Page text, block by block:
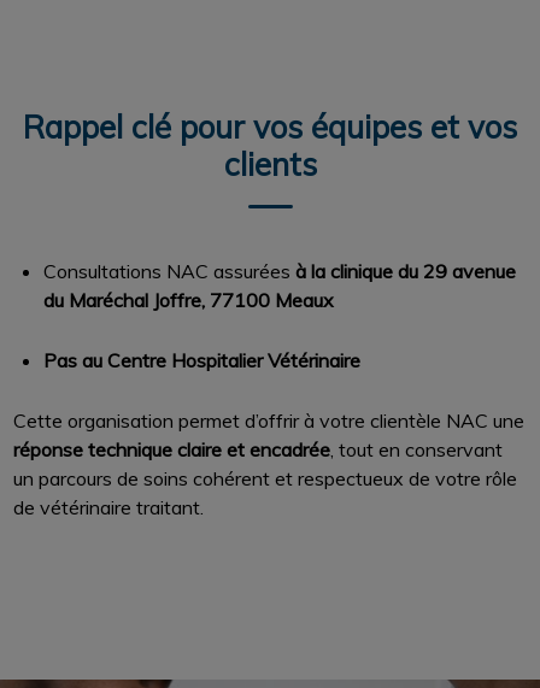
Rappel clé pour vos équipes et vos
clients
Consultations NAC assurées à la clinique du 29 avenue
du Maréchal Joffre, 77100 Meaux
Pas au Centre Hospitalier Vétérinaire
Cette organisation permet d’offrir à votre clientèle NAC une
réponse technique claire et encadrée , tout en conservant
un parcours de soins cohérent et respectueux de votre rôle
de vétérinaire traitant.